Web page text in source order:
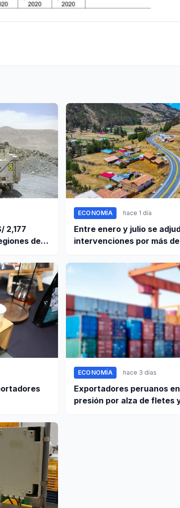
2,177
del
ECONOMÍA hace 1 día
Entre enero y julio se
intervenciones por más
ECONOMÍA hace 3 días
Exportadores peruanos
presión por alza de fletes